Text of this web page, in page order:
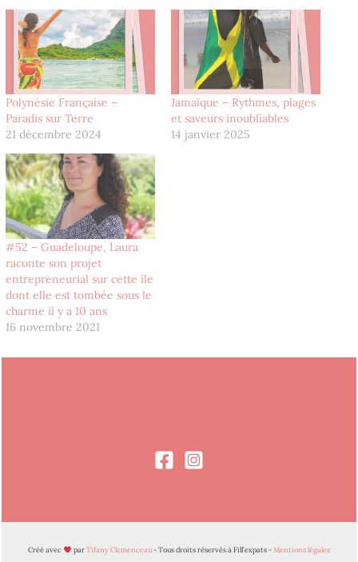
Polynésie Française –
Paradis sur Terre
21 décembre 2024
Jamaïque – Rythmes, plages
et saveurs inoubliables
14 janvier 2025
#52 – Guadeloupe, Laura
raconte son projet
entrepreneurial sur cette île
dont elle est tombée sous le
charme il y a 10 ans
16 novembre 2021
Créé avec parTifany Clemenceau- Tous droits réservés à Fill’expats - Mentions légales